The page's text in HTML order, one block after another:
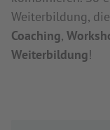
Weiterbildung,
Coaching,
Weiterbildung!